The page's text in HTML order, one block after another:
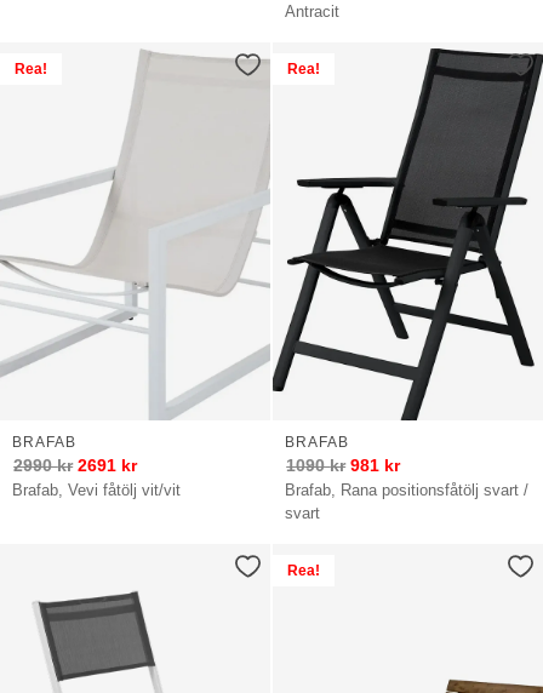
Antracit
Rea!
Brafab, Vevi fåtölj vit/vit
BRAFAB
2990kr 2691 kr
Rea!
Brafab, Rana positionsfåtölj svart /
svart
BRAFAB
1090kr 981 kr
Rea!